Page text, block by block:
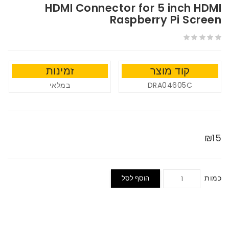
HDMI Connector for 5 inch HDMI
Raspberry Pi Screen
קוד מוצר
DRA04605C
זמינות
במלאי
₪15
כמות הוסף לסל